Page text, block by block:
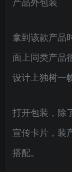
拿到该款产品
面上同类产品
设计上独树一
打开包装，除
宣传卡片，装
搭配。